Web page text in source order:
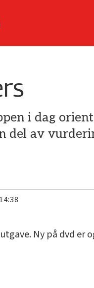
i dag
del av
Ny på dvd